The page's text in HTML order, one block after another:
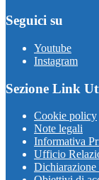
Seguici su
Youtube
Instagram
Sezione Link
Cookie policy
Note legali
Informativa
Ufficio
Dichiarazione